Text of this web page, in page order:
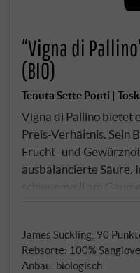
“Vigna di
(BIO)
Tenuta Sette Ponti |
Vigna di Pallino bietet
Preis-Verhältnis. Sein
Frucht- und
ausbalancierte Säure.
schwungvoll am
saftig-weichen
einem wunderbaren
toskanischen Küche.
James Suckling: 90
Rebsorte: 100%
Anbau: biologisch